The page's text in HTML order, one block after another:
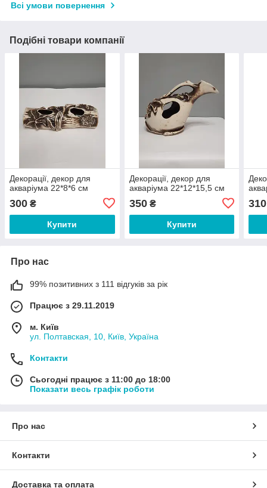
Всі умови повернення
Подібні товари компанії
Декорації, декор для
акваріума 22*8*6 см
300 ₴
Купити
Декорації, декор для
акваріума 22*12*15,5 см
350₴
Купити
310
Про нас
99% позитивних з 111 відгуків за рік
Працює з 29.11.2019
м. Київ
ул. Полтавская, 10, Київ, Україна
Контакти
Сьогодні працює з 11:00 до 18:00
Показати весь графік роботи
Про нас
Контакти
Доставка та оплата